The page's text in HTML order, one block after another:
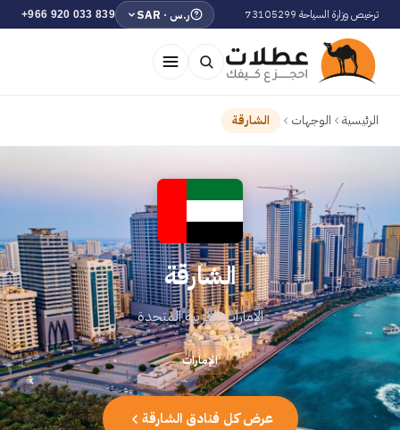
ترخيص وزارة السياحة 73105299 ر.س · SAR +966 920 033 839
الرئيسية الوجهات الشارقة
الشارقة
الإمارات العربية المتحدة
الإمارات
عرض كل فنادق الشارقة